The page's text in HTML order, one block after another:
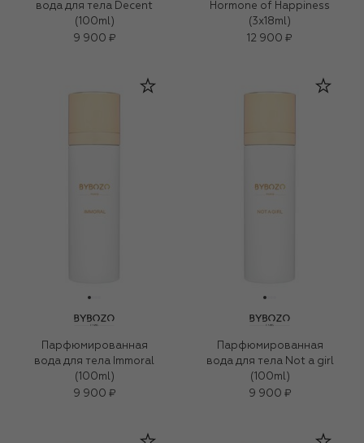
вода для тела Decent
(100ml)
9 900 ₽
Hormone of Happiness
(3x18ml)
12 900 ₽
Парфюмированная
вода для тела Immoral
(100ml)
9 900 ₽
Парфюмированная
вода для тела Not a girl
(100ml)
9 900 ₽